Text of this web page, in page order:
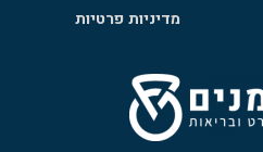
מדיניות פרטיות